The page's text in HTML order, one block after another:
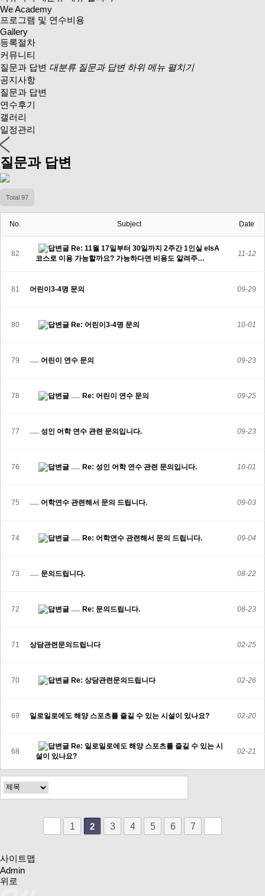
We Academy
프로그램 및 연수비용
Gallery
등록절차
커뮤니티
질문과 답변 대분류 질문과 답변 하위 메뉴 펼치기
공지사항
질문과 답변
연수후기
갤러리
일정관리
질문과 답변
Total 97
No. Subject Date
82
Re: 11월 17일부터 30일까지 2주간 1인실 elsA
코스로 이용 가능할까요? 가능하다면 비용도 알려주…
11-12
81 어린이3-4명 문의 09-29
80 Re: 어린이3-4명 문의 10-01
79 어린이 연수 문의 09-23
78 Re: 어린이 연수 문의 09-25
77 성인 어학 연수 관련 문의입니다. 09-23
76 Re: 성인 어학 연수 관련 문의입니다. 10-01
75 어학연수 관련해서 문의 드립니다. 09-03
74 Re: 어학연수 관련해서 문의 드립니다. 09-04
73 문의드립니다. 08-22
72 Re: 문의드립니다. 08-23
71 상담관련문의드립니다 02-25
70 Re: 상담관련문의드립니다 02-26
69 일로일로에도 해양 스포츠를 즐길 수 있는 시설이 있나요? 02-20
68
Re: 일로일로에도 해양 스포츠를 즐길 수 있는 시
설이 있나요?
02-21
1 2 3 4 5 6 7
사이트맵
Admin
위로